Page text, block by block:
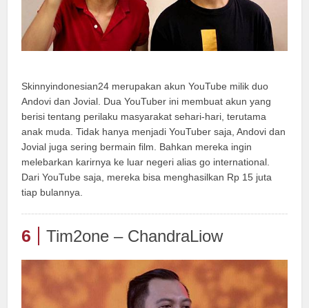
Skinnyindonesian24 merupakan akun YouTube milik duo
Andovi dan Jovial. Dua YouTuber ini membuat akun yang
berisi tentang perilaku masyarakat sehari-hari, terutama
anak muda. Tidak hanya menjadi YouTuber saja, Andovi dan
Jovial juga sering bermain film. Bahkan mereka ingin
melebarkan karirnya ke luar negeri alias go international.
Dari YouTube saja, mereka bisa menghasilkan Rp 15 juta
tiap bulannya.
6 Tim2one – ChandraLiow